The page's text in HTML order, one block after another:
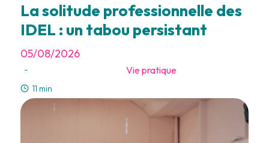
La solitude professionnelle des
IDEL : un tabou persistant
05/08/2026
- Vie pratique
11 min